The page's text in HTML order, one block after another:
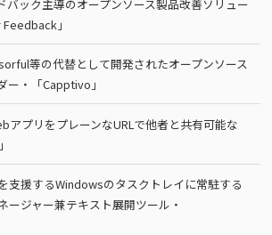
バック主導のオープンソース製品改善ソリュー
」
等の代替として開発されたオープンソース
ー・「Capptivo」
アプリをプレーンなURLで他者と共有可能な
支援するWindowsのタスクトレイに常駐する
ージャー兼テキスト展開ツール・